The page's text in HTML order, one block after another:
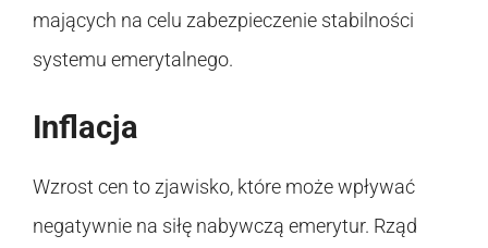
mających na celu zabezpieczenie stabilności
systemu emerytalnego.
Inflacja
Wzrost cen to zjawisko, które może wpływać
negatywnie na siłę nabywczą emerytur. Rząd